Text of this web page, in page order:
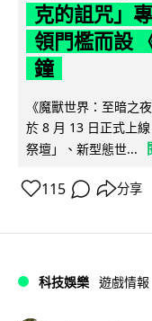
克的詛咒」
領門檻而設
鐘
《魔獸世界：至暗之
於 8 月 13 日正式上
祭壇」、新型態世...
115 分享
科技娛樂 遊戲情報